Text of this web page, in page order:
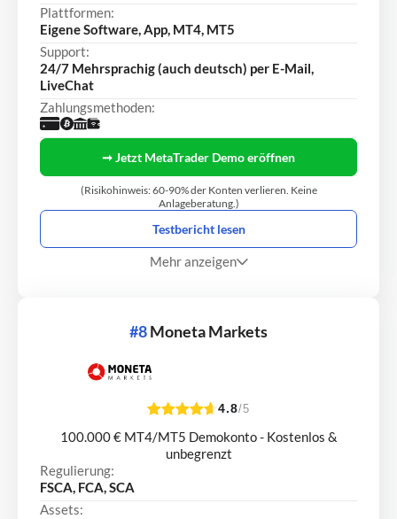
Plattformen:
Eigene Software, App, MT4, MT5
Support:
24/7 Mehrsprachig (auch deutsch) per E-Mail,
LiveChat
Zahlungsmethoden:
➞ Jetzt MetaTrader Demo eröffnen
(Risikohinweis: 60-90% der Konten verlieren. Keine
Anlageberatung.)
Testbericht lesen
Mehr anzeigen
#8Moneta Markets
4.8/5
100.000 € MT4/MT5 Demokonto - Kostenlos &
unbegrenzt
Regulierung:
FSCA, FCA, SCA
Assets: